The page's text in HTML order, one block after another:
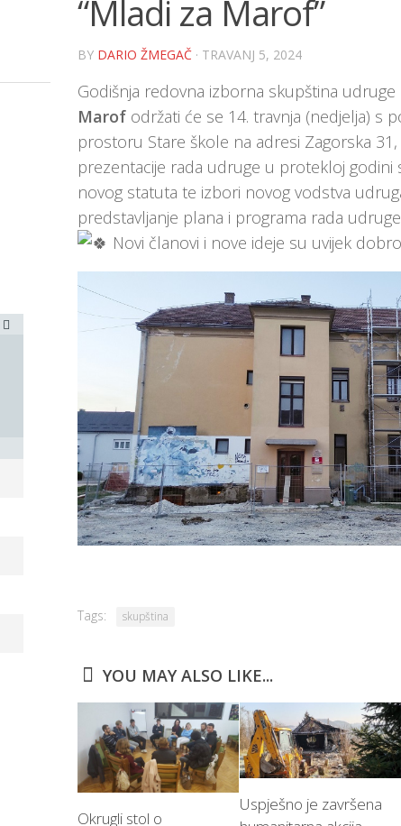
“Mladi za Marof”
BY DARIO ŽMEGAČ · TRAVANJ 5, 2024
Godišnja redovna izborna skupština udruge
Marof održati će se 14. travnja (nedjelja) s
prostoru Stare škole na adresi Zagorska
prezentacije rada udruge u protekloj godini
novog statuta te izbori novog vodstva
predstavljanje plana i programa rada
Novi članovi i nove ideje su uvijek
Tags: skupština
YOU MAY ALSO LIKE...
Okrugli stol o
Uspješno je završena